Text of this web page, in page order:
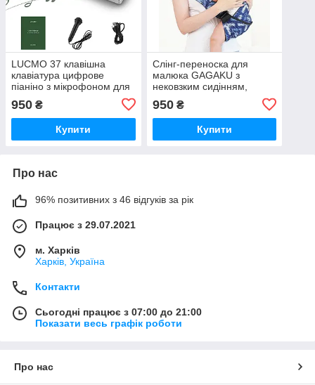
LUCMO 37 клавішна
клавіатура цифрове
піаніно з мікрофоном для
початківців
950 ₴
Купити
Слінг-переноска для
малюка GAGAKU з
нековзким сидінням,
регульована (6-48 місяців)
950₴
Купити
Про нас
96% позитивних з 46 відгуків за рік
Працює з 29.07.2021
м. Харків
Харків, Україна
Контакти
Сьогодні працює з 07:00 до 21:00
Показати весь графік роботи
Про нас